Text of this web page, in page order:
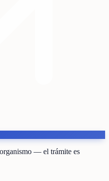
— el trámite es